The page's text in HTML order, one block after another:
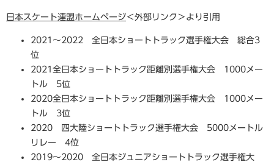
日本スケート連盟ホームページ＜外部リンク＞ より引用
2021～2022 全日本ショートトラック選手権大会 総合3
位
2021全日本ショートトラック距離別選手権大会 1000メー
トル 5位
2020全日本ショートトラック距離別選手権大会 1000メー
トル 3位
2020 四大陸ショートトラック選手権大会 5000メートル
リレー 4位
2019～2020 全日本ジュニアショートトラック選手権大